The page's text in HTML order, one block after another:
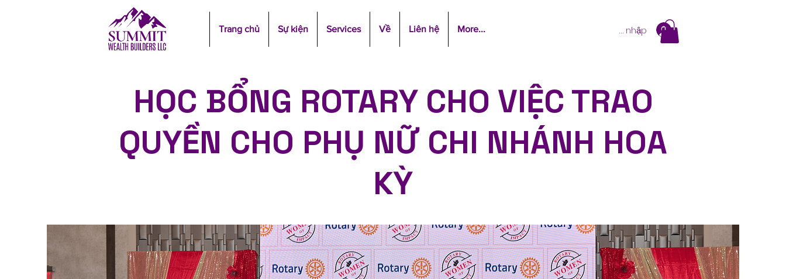
Trang chủ Sự kiện Services Về Liên hệ More... Đăng nhập
HỌC BỔNG ROTARY CHO VIỆC TRAO
QUYỀN CHO PHỤ NỮ CHI NHÁNH HOA
KỲ